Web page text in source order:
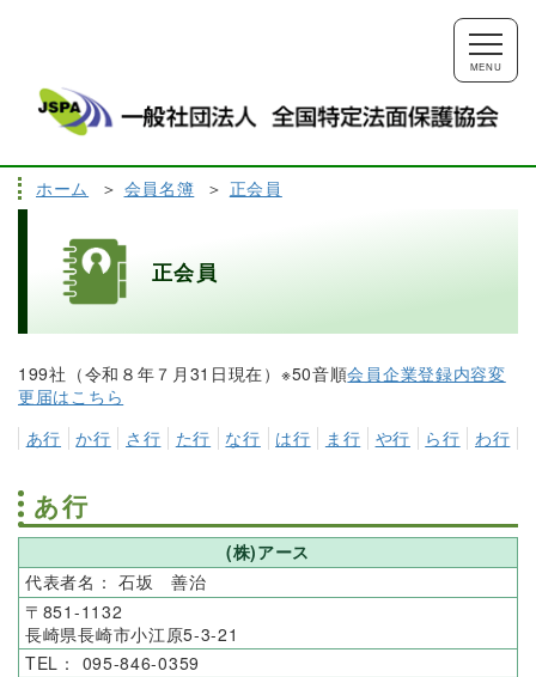
MENU
ホーム 会員名簿 正会員
正会員
199社（令和８年７月31日現在）※50音順会員企業登録内容変
更届はこちら
あ行
か行 さ行 た行 な行 は行 ま行 や行 ら行 わ行
あ行
(株)アース
石坂 善治
851-1132
長崎県長崎市小江原5-3-21
095-846-0359